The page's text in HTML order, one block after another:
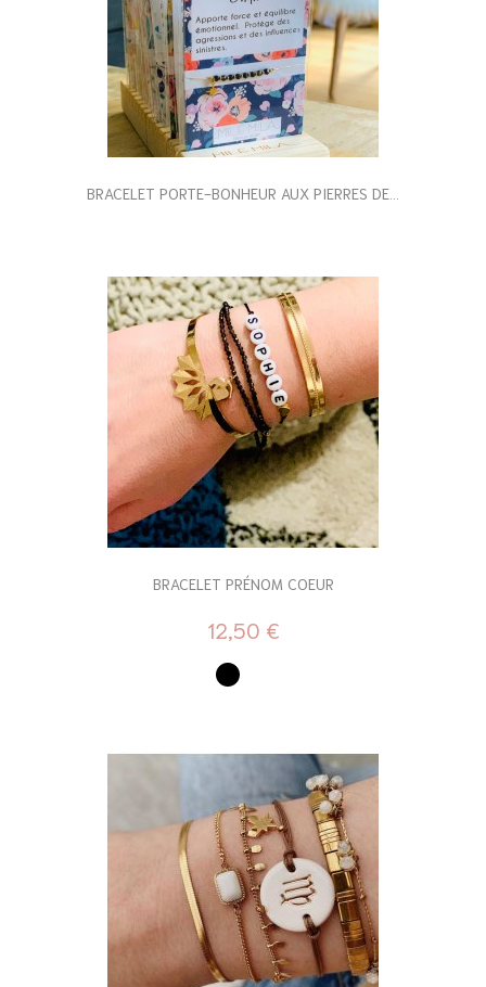
BRACELET PORTE-BONHEUR AUX PIERRES DE...
BRACELET PRÉNOM COEUR
12,50 €